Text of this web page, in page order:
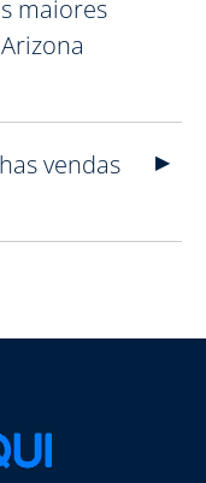
maiores
vendas